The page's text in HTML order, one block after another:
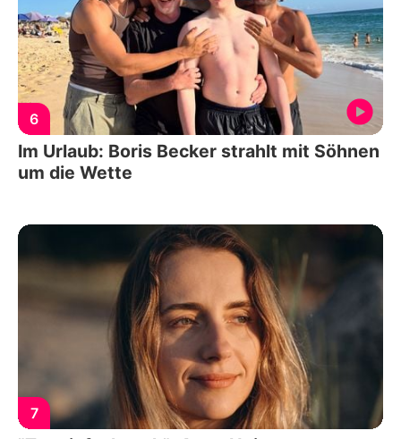
6
Im Urlaub: Boris Becker strahlt mit Söhnen
um die Wette
7